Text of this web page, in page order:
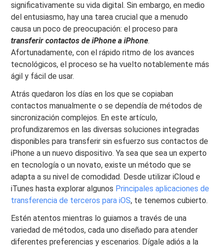
significativamente su vida digital. Sin embargo, en medio
del entusiasmo, hay una tarea crucial que a menudo
causa un poco de preocupación: el proceso para
transferir contactos de iPhone a iPhone.
Afortunadamente, con el rápido ritmo de los avances
tecnológicos, el proceso se ha vuelto notablemente más
ágil y fácil de usar.
Atrás quedaron los días en los que se copiaban
contactos manualmente o se dependía de métodos de
sincronización complejos. En este artículo,
profundizaremos en las diversas soluciones integradas
disponibles para transferir sin esfuerzo sus contactos de
iPhone a un nuevo dispositivo. Ya sea que sea un experto
en tecnología o un novato, existe un método que se
adapta a su nivel de comodidad. Desde utilizar iCloud e
iTunes hasta explorar algunos Principales aplicaciones de
transferencia de terceros para iOS, te tenemos cubierto.
Estén atentos mientras lo guiamos a través de una
variedad de métodos, cada uno diseñado para atender
diferentes preferencias y escenarios. Dígale adiós a la